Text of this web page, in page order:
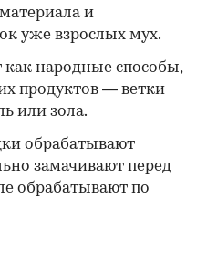
и
уже взрослых мух.
как народные способы,
продуктов — ветки
или зола.
обрабатывают
замачивают перед
обрабатывают по